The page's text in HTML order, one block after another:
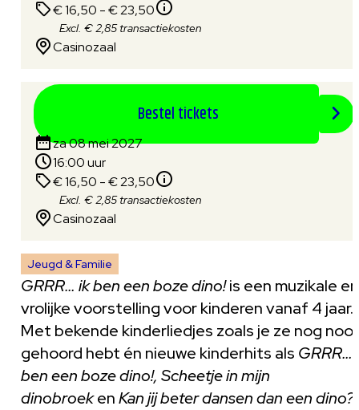
Jeugd & Familie
GRRR… ik ben een boze dino!is een muzikale en
vrolijke voorstelling voor kinderen vanaf 4 jaar.
Met bekende kinderliedjes zoals je ze nog
gehoord hebt én nieuwe kinderhits als GRRR…
ben een boze dino!, Scheetje in mijn
dinobroekenKan jij beter dansen dan een dino?
€ 16,50 - € 23,50
Excl. € 2,85 transactiekosten
Casinozaal
Bestel tickets
za 08 mei 2027
16:00 uur
€ 16,50 - € 23,50
Excl. € 2,85 transactiekosten
Casinozaal